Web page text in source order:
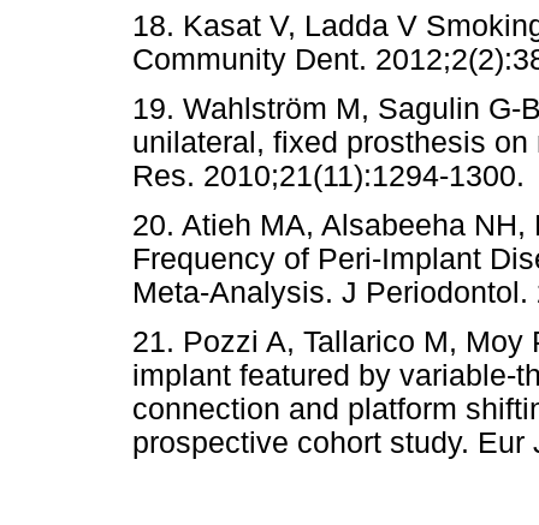
18. Kasat V, Ladda V
Community Dent.
19. Wahlström M, Sagulin
unilateral, fixed prosthesis
Res. 2010;21(11):1294-1300.
20. Atieh MA, Alsabeeha
Frequency of Peri-Implant
Meta-Analysis. J
21. Pozzi A, Tallarico M,
implant featured by variable-
connection and platform
prospective cohort study.